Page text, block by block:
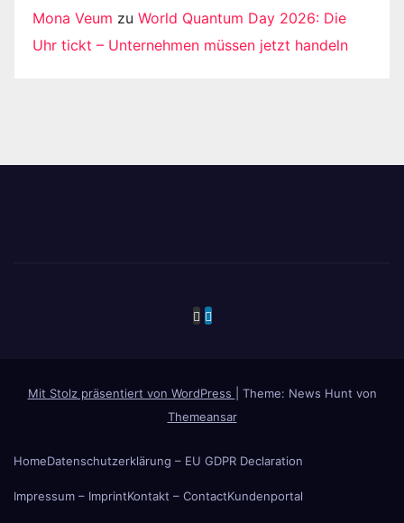
Mona Veum zu World Quantum Day 2026: Die
Uhr tickt – Unternehmen müssen jetzt handeln
Mit Stolz präsentiert von WordPress
Theme: News Hunt von
Themeansar
HomeDatenschutzerklärung – EU GDPR Declaration
Impressum – ImprintKontakt – ContactKundenportal